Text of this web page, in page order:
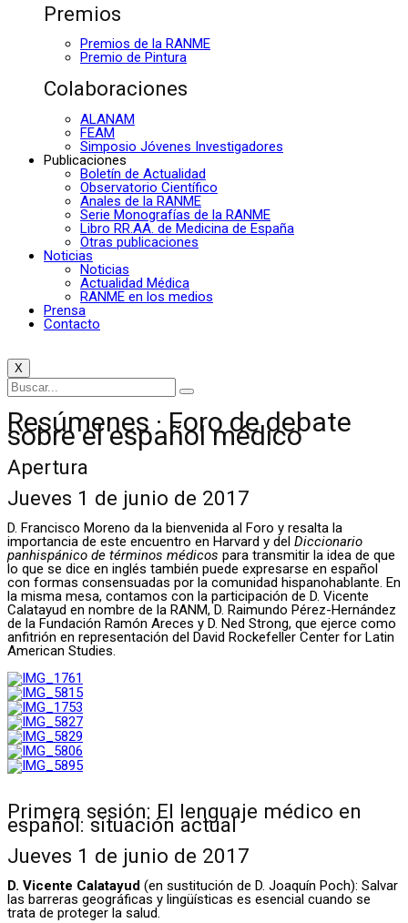
Premios
Premios de la RANME
Premio de Pintura
Colaboraciones
ALANAM
FEAM
Simposio Jóvenes Investigadores
Publicaciones
Boletín de Actualidad
Observatorio Científico
Anales de la RANME
Serie Monografías de la RANME
Libro RR.AA. de Medicina de España
Otras publicaciones
Noticias
Noticias
Actualidad Médica
RANME en los medios
Prensa
Contacto
X
Resúmenes · Foro de debate
sobre el español médico
Apertura
Jueves 1 de junio de 2017
D. Francisco Moreno da la bienvenida al Foro y resalta la
importancia de este encuentro en Harvard y del Diccionario
panhispánico de términos médicos para transmitir la idea de que
lo que se dice en inglés también puede expresarse en español
con formas consensuadas por la comunidad hispanohablante. En
la misma mesa, contamos con la participación de D. Vicente
Calatayud en nombre de la RANM, D. Raimundo Pérez-Hernández
de la Fundación Ramón Areces y D. Ned Strong, que ejerce como
anfitrión en representación del David Rockefeller Center for Latin
American Studies.
Primera sesión: El lenguaje médico en
español: situación actual
Jueves 1 de junio de 2017
D. Vicente Calatayud (en sustitución de D. Joaquín Poch): Salvar
las barreras geográficas y lingüísticas es esencial cuando se
trata de proteger la salud.